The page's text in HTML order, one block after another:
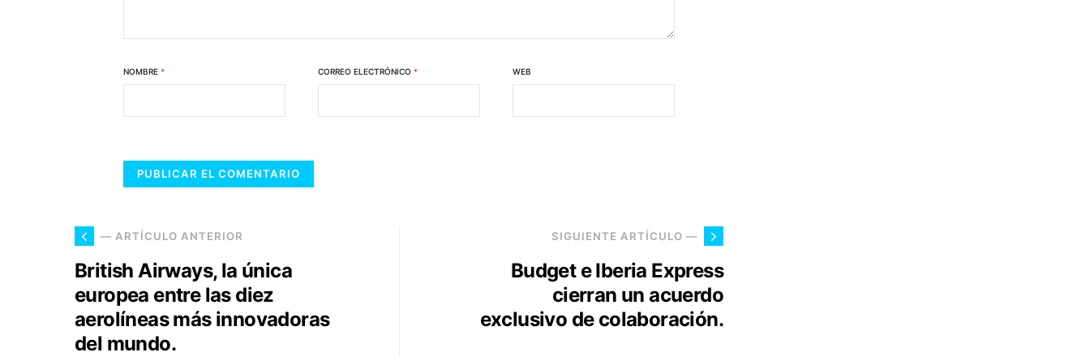
NOMBRE * CORREO ELECTRÓNICO * WEB
— ARTÍCULO ANTERIOR
British Airways, la única
europea entre las diez
aerolíneas más innovadoras
del mundo.
SIGUIENTE ARTÍCULO —
Budget e Iberia Express
cierran un acuerdo
exclusivo de colaboración.